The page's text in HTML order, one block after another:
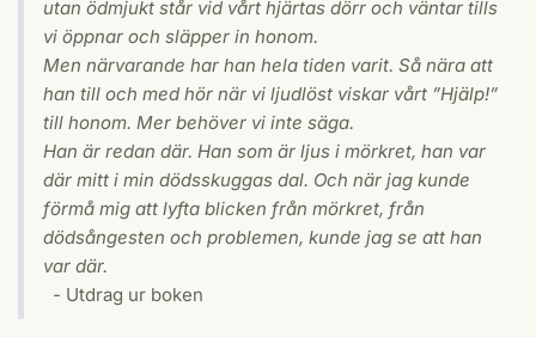
utan ödmjukt står vid vårt hjärtas dörr och väntar tills
vi öppnar och släpper in honom.
Men närvarande har han hela tiden varit. Så nära att
han till och med hör när vi ljudlöst viskar vårt ”Hjälp!”
till honom. Mer behöver vi inte säga.
Han är redan där. Han som är ljus i mörkret, han var
där mitt i min dödsskuggas dal. Och när jag kunde
förmå mig att lyfta blicken från mörkret, från
dödsångesten och problemen, kunde jag se att han
var där.
- Utdrag ur boken